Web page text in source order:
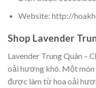
Website: http://
Shop Lavender
Lavender Trung Quân –
oải hương khô. Một món
được làm từ hoa oải